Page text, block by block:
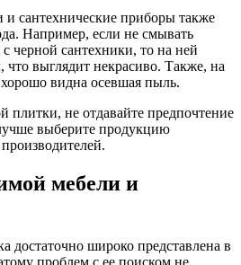
сантехнические приборы также
Например, если не смывать
черной сантехники, то на ней
что выглядит некрасиво. Также, на
видна осевшая пыль.
плитки, не отдавайте предпочтение
выберите продукцию
мебели и
достаточно широко представлена в